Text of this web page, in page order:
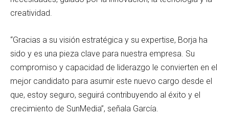
creatividad.
“Gracias a su visión estratégica y su expertise, Borja ha
sido y es una pieza clave para nuestra empresa. Su
compromiso y capacidad de liderazgo le convierten en el
mejor candidato para asumir este nuevo cargo desde el
que, estoy seguro, seguirá contribuyendo al éxito y el
crecimiento de SunMedia”, señala García.